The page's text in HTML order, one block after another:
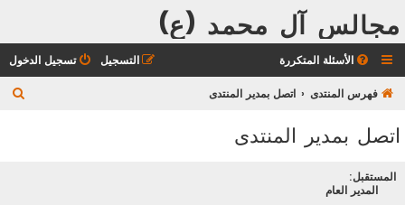
مجالس آل محمد (ع)
الأسئلة المتكررة تسجيل الدخول التسجيل
فهرس المنتدى اتصل بمدير المنتدى
اتصل بمدير المنتدى
المستقبل:
المدير العام